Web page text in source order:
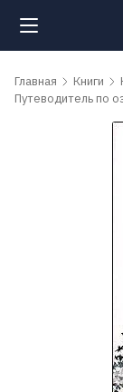
Поиск
Главная Книги
Путеводитель по